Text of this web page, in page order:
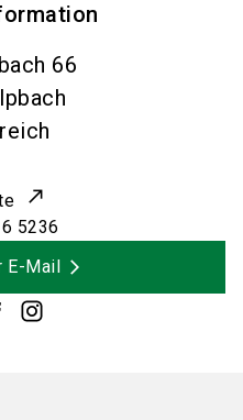
66
5236
E-Mail